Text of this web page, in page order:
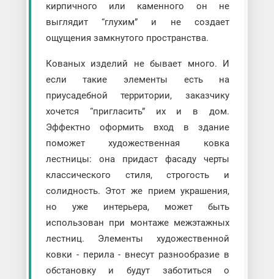
кирпичного или каменного он не
выглядит “глухим” и не создает
ощущения замкнутого пространства.
Кованых изделий не бывает много. И
если такие элементы есть на
приусадебной территории, заказчику
хочется “пригласить” их и в дом.
Эффектно оформить вход в здание
поможет художественная ковка
лестницы: она придаст фасаду черты
классического стиля, строгость и
солидность. Этот же прием украшения,
но уже интерьера, может быть
использован при монтаже межэтажных
лестниц. Элементы художественной
ковки - перила - внесут разнообразие в
обстановку и будут заботиться о